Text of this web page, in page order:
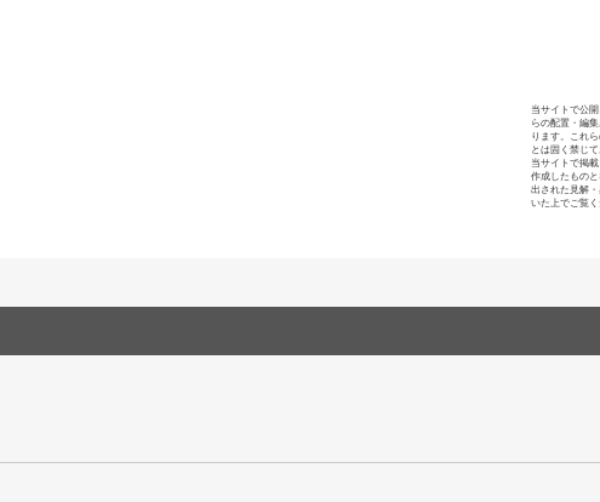
当サイトで公
らの配置・編
ります。これ
とは固く禁じて
当サイトで掲
作成したもの
出された見解
いた上でご覧く